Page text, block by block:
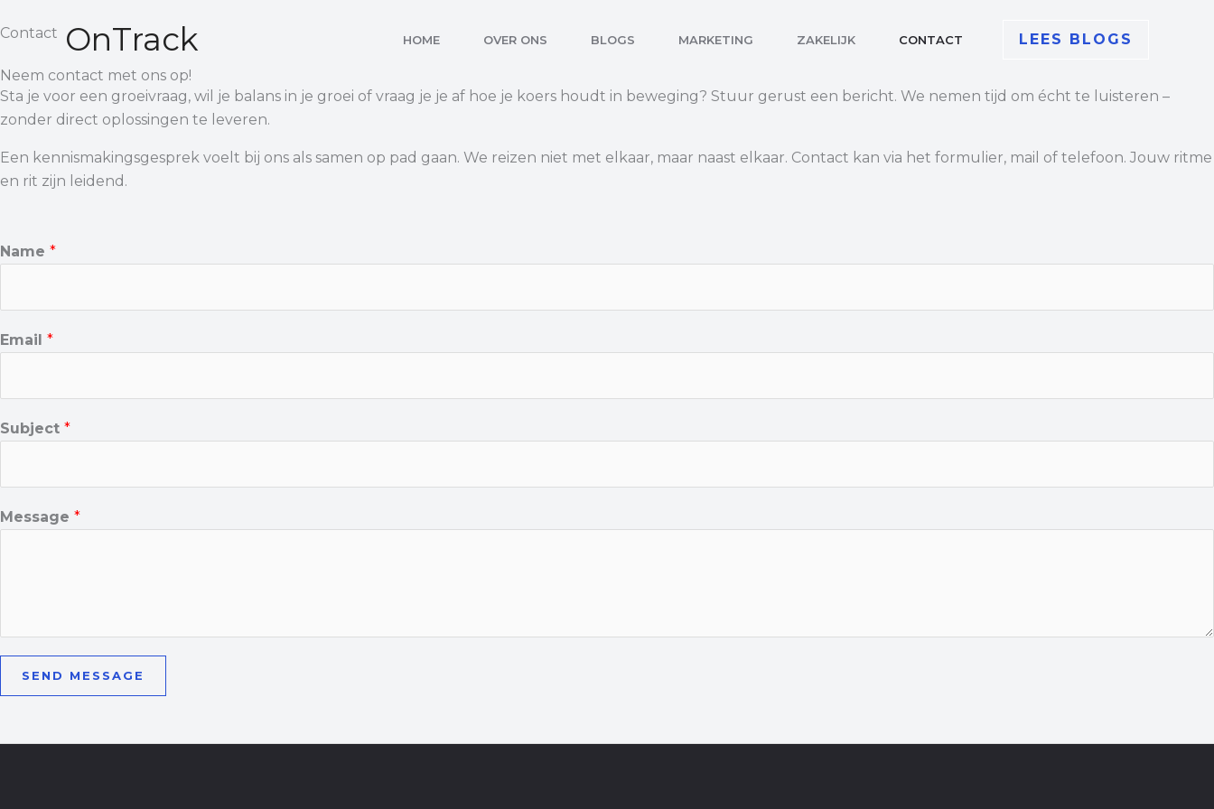
naar
inhoud
OnTrack HOME OVER ONS BLOGS MARKETING ZAKELIJK CONTACT LEES BLOGS
Contact
Neem contact met ons op!
Sta je voor een groeivraag, wil je balans in je groei of vraag je je af hoe je koers houdt in beweging? Stuur gerust een bericht. We nemen tijd om écht te luisteren –
zonder direct oplossingen te leveren.
Een kennismakingsgesprek voelt bij ons als samen op pad gaan. We reizen niet met elkaar, maar naast elkaar. Contact kan via het formulier, mail of telefoon. Jouw ritme
en rit zijn leidend.
Name *
Email *
Subject *
Message *
SEND MESSAGE